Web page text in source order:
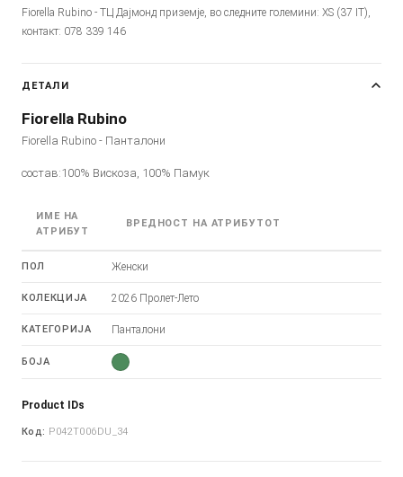
Fiorella Rubino - ТЦ Дајмонд приземје, во следните големини: XS (37 IT),
контакт: 078 339 146
ДЕТАЛИ
Fiorella Rubino
Fiorella Rubino - Панталони
состав:100% Вискоза, 100% Памук
ИМЕ НА
АТРИБУТ
ВРЕДНОСТ НА АТРИБУТОТ
ПОЛ Женски
КОЛЕКЦИЈА 2026 Пролет-Лето
КАТЕГОРИЈА Панталони
БОЈА
Product IDs
Код: P042T006DU_34